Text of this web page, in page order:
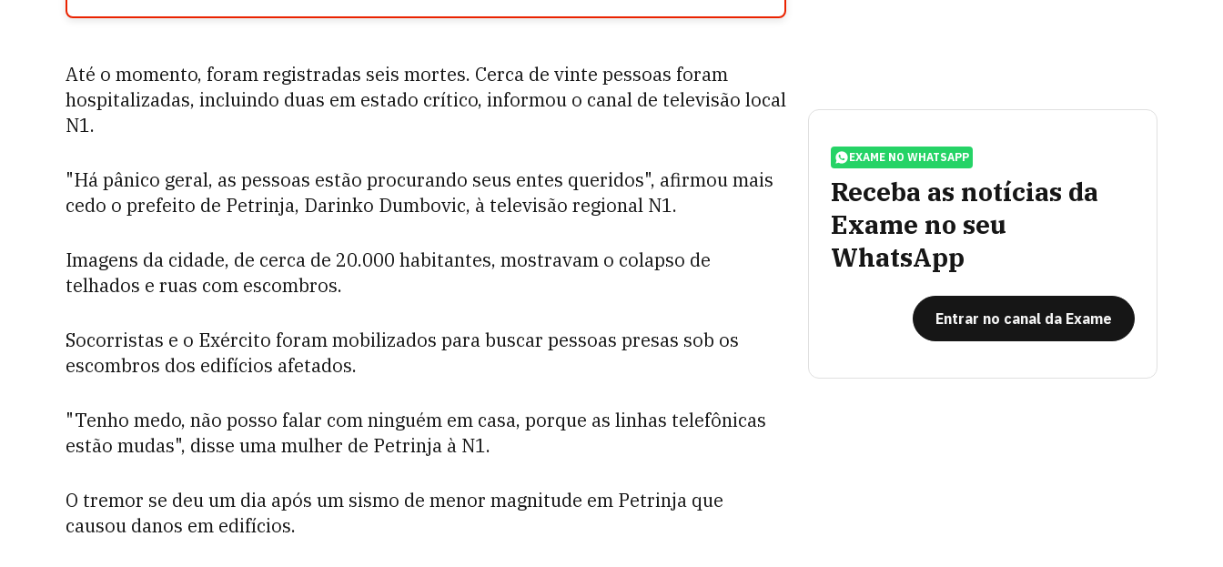
Até o momento, foram registradas seis mortes. Cerca de vinte pessoas foram
hospitalizadas, incluindo duas em estado crítico, informou o canal de televisão local
N1.
"Há pânico geral, as pessoas estão procurando seus entes queridos", afirmou mais
cedo o prefeito de Petrinja, Darinko Dumbovic, à televisão regional N1.
Imagens da cidade, de cerca de 20.000 habitantes, mostravam o colapso de
telhados e ruas com escombros.
Socorristas e o Exército foram mobilizados para buscar pessoas presas sob os
escombros dos edifícios afetados.
"Tenho medo, não posso falar com ninguém em casa, porque as linhas telefônicas
estão mudas", disse uma mulher de Petrinja à N1.
O tremor se deu um dia após um sismo de menor magnitude em Petrinja que
causou danos em edifícios.
EXAME NO WHATSAPP
Receba as notícias da
Exame no seu
WhatsApp
Entrar no canal da Exame